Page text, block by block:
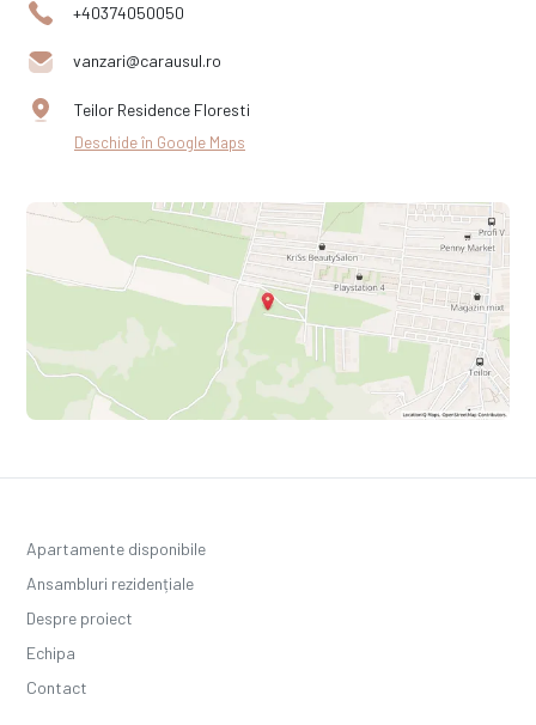
+40374050050
vanzari@carausul.ro
Teilor Residence Floresti
Deschide în Google Maps
Apartamente disponibile
Ansambluri rezidențiale
Despre proiect
Echipa
Contact